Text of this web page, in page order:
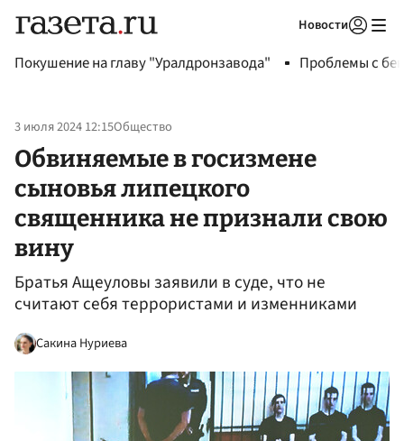
Новости
Покушение на главу "Уралдронзавода" Проблемы с
3 июля 2024 12:15Общество
Обвиняемые в госизмене
сыновья липецкого
священника не признали свою
вину
Братья Ащеуловы заявили в суде, что не
считают себя террористами и изменниками
Сакина Нуриева